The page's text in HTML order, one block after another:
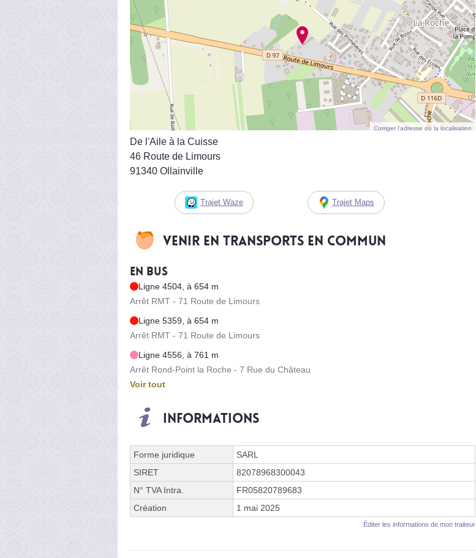
Corriger l’adresse ou la localisation
De l'Aile à la Cuisse
46 Route de Limours
91340 Ollainville
Trajet Waze Trajet Maps
Venir en transports en commun
En bus
Ligne 4504, à 654 m
Arrêt RMT - 71 Route de Limours
Ligne 5359, à 654 m
Arrêt RMT - 71 Route de Limours
Ligne 4556, à 761 m
Arrêt Rond-Point la Roche - 7 Rue du Château
Voir tout
Informations
Forme juridique
SARL
SIRET
82078968300043
N° TVA Intra.
FR05820789683
Création
1 mai 2025
Éditer les informations de mon traiteur